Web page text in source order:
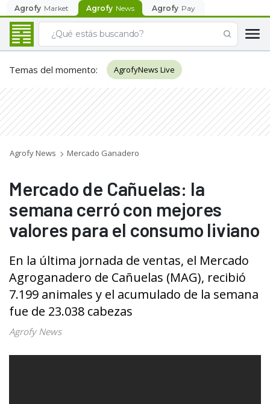
Agrofy Market Agrofy News Agrofy Pay
Temas del momento: AgrofyNews Live
Agrofy News Mercado Ganadero
Mercado de Cañuelas: la
semana cerró con mejores
valores para el consumo liviano
En la última jornada de ventas, el Mercado
Agroganadero de Cañuelas (MAG), recibió
7.199 animales y el acumulado de la semana
fue de 23.038 cabezas
Agrofy News